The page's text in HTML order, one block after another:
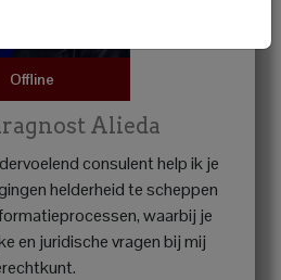
Offline
Alieda
consulent help ik je
helderheid te scheppen
waarbij je
en juridische vragen bij mij